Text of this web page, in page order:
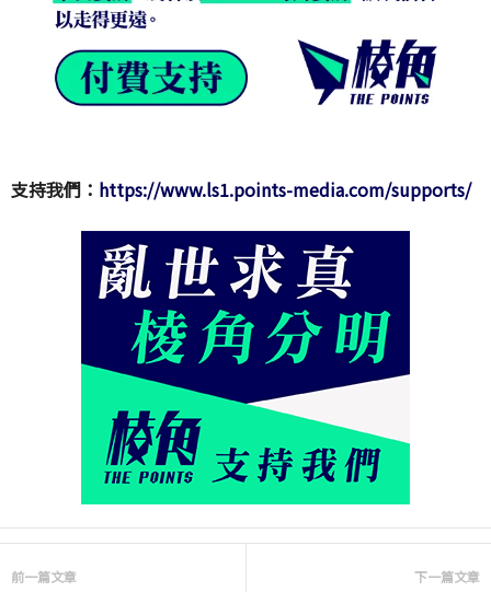
支持我們： https://www.ls1.points-media.com/supports/
前一篇文章 下一篇文章